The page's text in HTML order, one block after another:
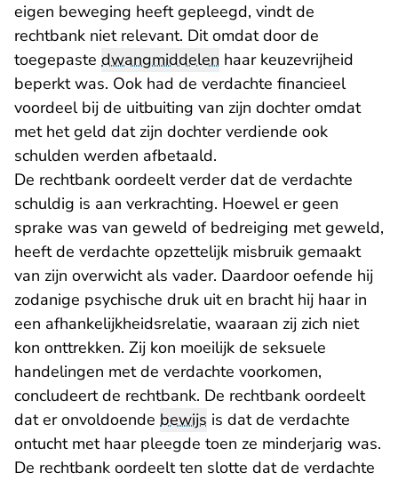
eigen beweging heeft gepleegd, vindt de
rechtbank niet relevant. Dit omdat door de
toegepaste dwangmiddelen haar keuzevrijheid
beperkt was. Ook had de verdachte financieel
voordeel bij de uitbuiting van zijn dochter omdat
met het geld dat zijn dochter verdiende ook
schulden werden afbetaald.
De rechtbank oordeelt verder dat de verdachte
schuldig is aan verkrachting. Hoewel er geen
sprake was van geweld of bedreiging met geweld,
heeft de verdachte opzettelijk misbruik gemaakt
van zijn overwicht als vader. Daardoor oefende hij
zodanige psychische druk uit en bracht hij haar in
een afhankelijkheidsrelatie, waaraan zij zich niet
kon onttrekken. Zij kon moeilijk de seksuele
handelingen met de verdachte voorkomen,
concludeert de rechtbank. De rechtbank oordeelt
dat er onvoldoende bewijs is dat de verdachte
ontucht met haar pleegde toen ze minderjarig was.
De rechtbank oordeelt ten slotte dat de verdachte